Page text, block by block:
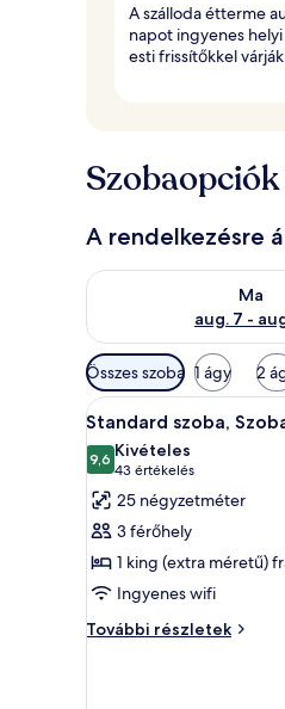
A szálloda étterme
napot ingyenes
esti frissítőkkel
Szobaopciók
A rendelkezésre
Ma
aug. 7 -
A ma esti
Szobákhoz
rendelkezésre
álló
szűrők
Összes szoba 1 ágy 2
A
következő
szoba
összes
képének
megtekintése:
Standard
szoba,
Szoba
9
Standard szoba,
9,610-ből 9,6
Kivételes
43 értékelés
(43
értékelés)
25 négyzetméter
3 férőhely
1 king (extra méretű)
Ingyenes wifi
További részletek
Standard